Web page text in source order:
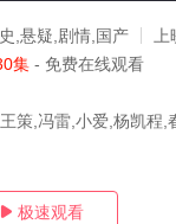
,悬疑,剧情,国产
集 - 免费在线观看
策,冯雷,小爱,杨凯程,
 极速观看